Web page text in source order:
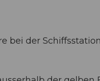
bei der